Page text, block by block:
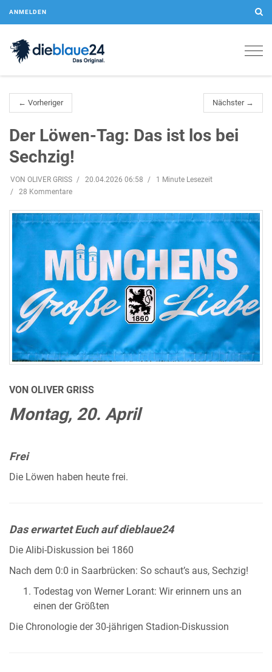
ANMELDEN
← Vorheriger Nächster →
Der Löwen-Tag: Das ist los bei
Sechzig!
VON OLIVER GRISS 20.04.2026 06:58
1 Minute Lesezeit
28 Kommentare
VON OLIVER GRISS
Montag, 20. April
Frei
Die Löwen haben heute frei.
Das erwartet Euch auf dieblaue24
Die Alibi-Diskussion bei 1860
Nach dem 0:0 in Saarbrücken: So schaut’s aus, Sechzig!
Todestag von Werner Lorant: Wir erinnern uns an
einen der Größten
Die Chronologie der 30-jährigen Stadion-Diskussion